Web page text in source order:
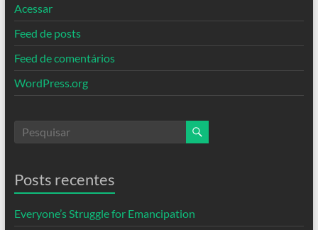
Acessar
Feed de posts
Feed de comentários
WordPress.org
Posts recentes
Everyone’s Struggle for Emancipation